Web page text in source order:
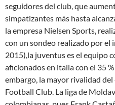
seguidores del club, que
simpatizantes más hasta
la empresa Nielsen Sports,
con un sondeo realizado por
2015),la juventus es el equipo
aficionados en italia con el 35
embargo, la mayor rivalidad
Football Club. La liga de